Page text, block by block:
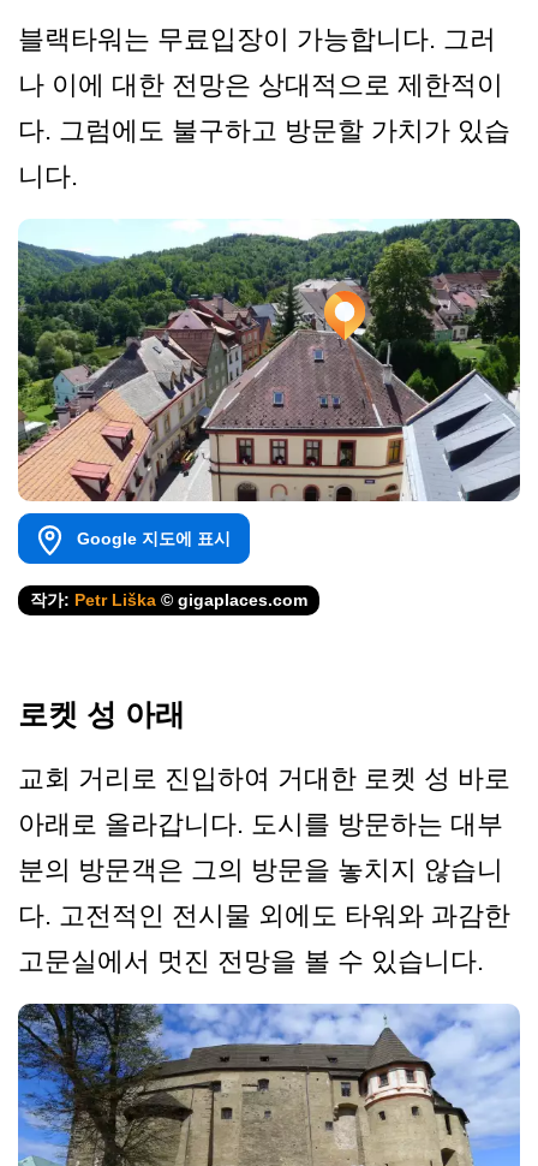
블랙타워는 무료입장이 가능합니다. 그러
나 이에 대한 전망은 상대적으로 제한적이
다. 그럼에도 불구하고 방문할 가치가 있습
니다.
Google 지도에 표시
작가: Petr Liška © gigaplaces.com
로켓 성 아래
교회 거리로 진입하여 거대한 로켓 성 바로
아래로 올라갑니다. 도시를 방문하는 대부
분의 방문객은 그의 방문을 놓치지 않습니
다. 고전적인 전시물 외에도 타워와 과감한
고문실에서 멋진 전망을 볼 수 있습니다.